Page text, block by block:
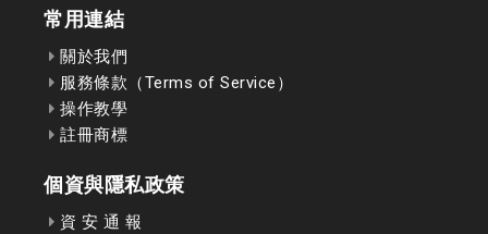
常用連結
關於我們
服務條款（Terms of Service）
操作教學
註冊商標
個資與隱私政策
資 安 通 報